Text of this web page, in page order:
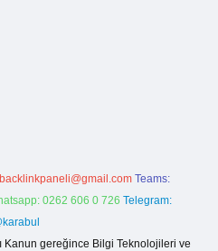
backlinkpaneli@gmail.com Teams:
0262 606 0 726 Telegram:
Kanun gereğince Bilgi Teknolojileri ve